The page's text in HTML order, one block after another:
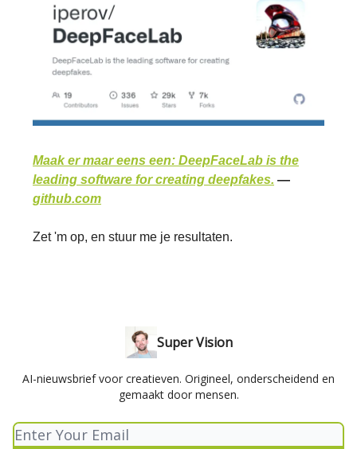
Maak er maar eens een: DeepFaceLab is the
leading software for creating deepfakes. —
github.com
Zet 'm op, en stuur me je resultaten.
Super Vision
AI-nieuwsbrief voor creatieven. Origineel, onderscheidend en
gemaakt door mensen.